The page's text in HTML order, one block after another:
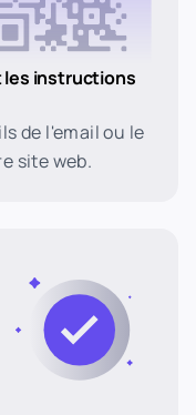
les instructions
de l'email ou le
site web.